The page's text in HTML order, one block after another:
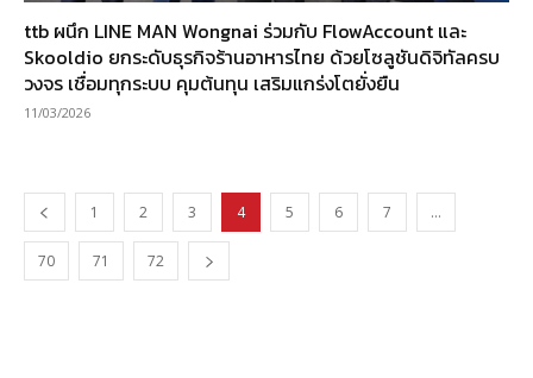
ttb ผนึก LINE MAN Wongnai ร่วมกับ FlowAccount และ
Skooldio ยกระดับธุรกิจร้านอาหารไทย ด้วยโซลูชันดิจิทัลครบ
วงจร เชื่อมทุกระบบ คุมต้นทุน เสริมแกร่งโตยั่งยืน
11/03/2026
1 2 3 4 5 6 7 …
70 71 72